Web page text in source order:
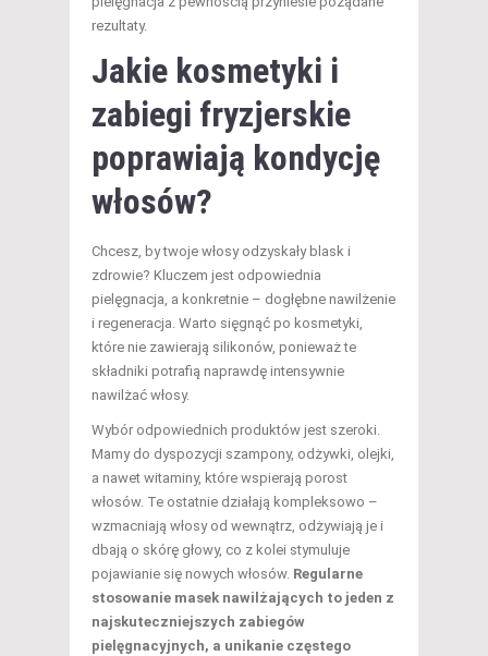
rezultaty.
Jakie kosmetyki i
zabiegi fryzjerskie
poprawiają kondycję
włosów?
Chcesz, by twoje włosy odzyskały blask i
zdrowie? Kluczem jest odpowiednia
pielęgnacja, a konkretnie – dogłębne nawilżenie
i regeneracja. Warto sięgnąć po kosmetyki,
które nie zawierają silikonów, ponieważ te
składniki potrafią naprawdę intensywnie
nawilżać włosy.
Wybór odpowiednich produktów jest szeroki.
Mamy do dyspozycji szampony, odżywki, olejki,
a nawet witaminy, które wspierają porost
włosów. Te ostatnie działają kompleksowo –
wzmacniają włosy od wewnątrz, odżywiają je i
dbają o skórę głowy, co z kolei stymuluje
pojawianie się nowych włosów. Regularne
stosowanie masek nawilżających to jeden z
najskuteczniejszych zabiegów
pielęgnacyjnych, a unikanie częstego